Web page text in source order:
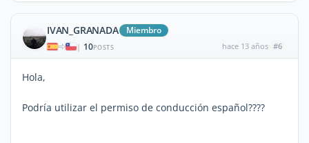
IVAN_GRANADA Miembro
| 10POSTS hace 13 años #6
Hola,
Podría utilizar el permiso de conducción español????